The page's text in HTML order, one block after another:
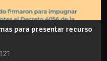
para presentar recurso
121